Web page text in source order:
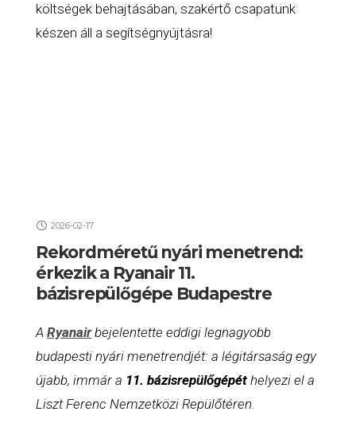
költségek behajtásában, szakértő csapatunk
készen áll a segítségnyújtásra!
2026-02-17
Rekordméretű nyári menetrend:
érkezik a Ryanair 11.
bázisrepülőgépe Budapestre
A Ryanairbejelentette eddigi legnagyobb
budapesti nyári menetrendjét: a légitársaság egy
újabb, immár a 11. bázisrepülőgépét helyezi el a
Liszt Ferenc Nemzetközi Repülőtéren.